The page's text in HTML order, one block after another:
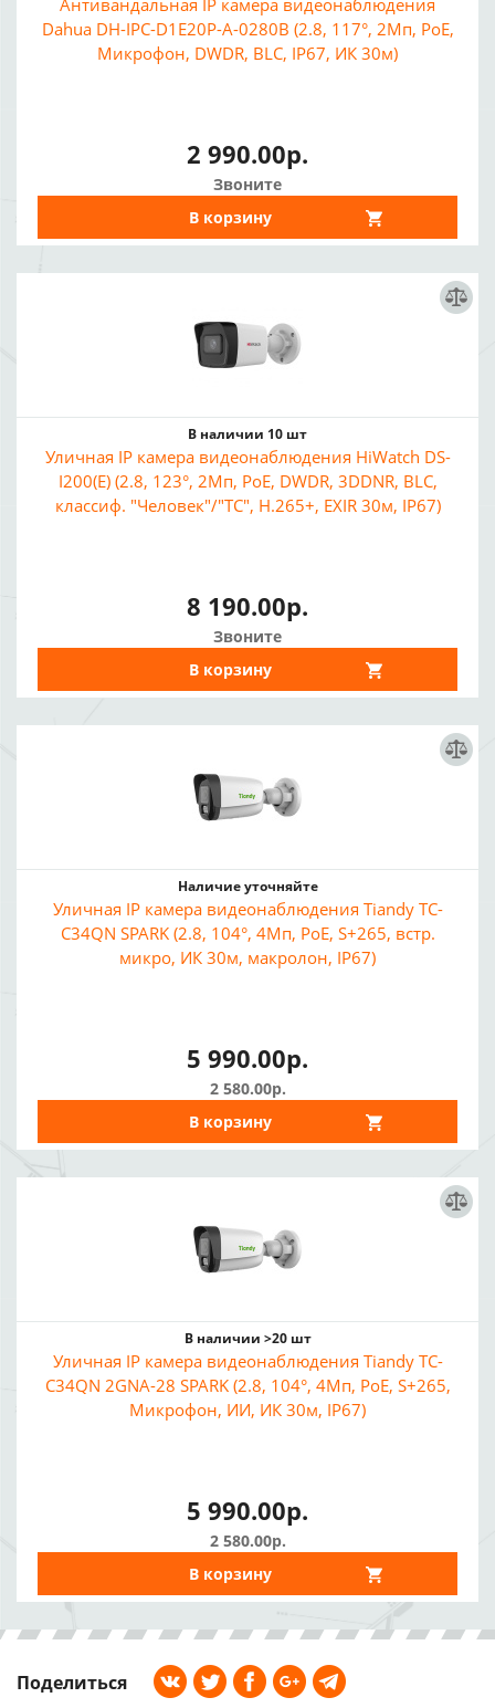
Антивандальная IP камера видеонаблюдения
Dahua DH-IPC-D1E20P-A-0280B (2.8, 117°, 2Мп, PoE,
Микрофон, DWDR, BLC, IP67, ИК 30м)
2 990.00р.
Звоните
В корзину
В наличии 10 шт
Уличная IP камера видеонаблюдения HiWatch DS-
I200(E) (2.8, 123°, 2Мп, PoE, DWDR, 3DDNR, BLC,
классиф. "Человек"/"ТС", H.265+, EXIR 30м, IP67)
8 190.00р.
Звоните
В корзину
Наличие уточняйте
Уличная IP камера видеонаблюдения Tiandy TC-
C34QN SPARK (2.8, 104°, 4Мп, PoE, S+265, встр.
микро, ИК 30м, макролон, IP67)
5 990.00р.
2 580.00р.
В корзину
В наличии >20 шт
Уличная IP камера видеонаблюдения Tiandy TC-
C34QN 2GNA-28 SPARK (2.8, 104°, 4Мп, PoE, S+265,
Микрофон, ИИ, ИК 30м, IP67)
5 990.00р.
2 580.00р.
В корзину
Поделиться